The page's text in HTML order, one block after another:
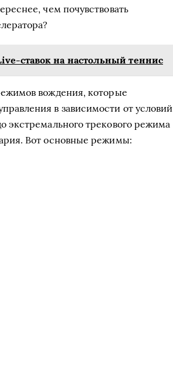
чем почувствовать
ставок на настольный теннис
вождения, которые
в зависимости от условий
экстремального трекового режима
Вот основные режимы: